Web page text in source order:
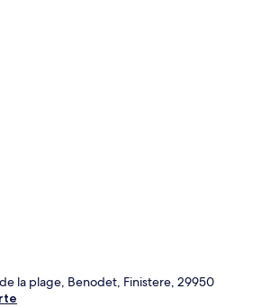
la plage, Benodet, Finistere, 29950